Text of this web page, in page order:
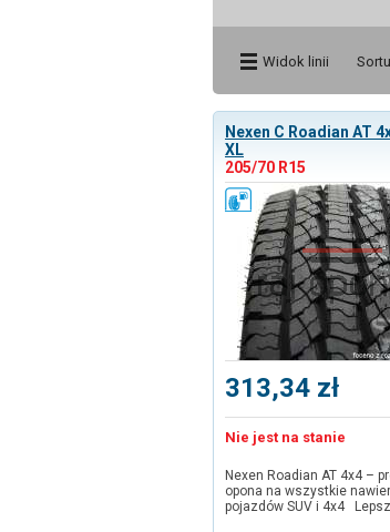
Widok linii
Nexen C Roadian AT
XL
205/70 R15
313,34 zł
Nie jest na stanie
Nexen Roadian AT 4x4 –
opona na wszystkie
pojazdów SUV i 4x4